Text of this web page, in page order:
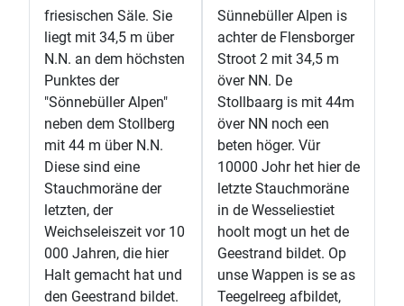
friesischen Säle. Sie
liegt mit 34,5 m über
N.N. an dem höchsten
Punktes der
"Sönnebüller Alpen"
neben dem Stollberg
mit 44 m über N.N.
Diese sind eine
Stauchmoräne der
letzten, der
Weichseleiszeit vor 10
000 Jahren, die hier
Halt gemacht hat und
den Geestrand bildet.
Sünnebüller Alpen is
achter de Flensborger
Stroot 2 mit 34,5 m
över NN. De
Stollbaarg is mit 44m
över NN noch een
beten höger. Vür
10000 Johr het hier de
letzte Stauchmoräne
in de Wesseliestiet
hoolt mogt un het de
Geestrand bildet. Op
unse Wappen is se as
Teegelreeg afbildet,